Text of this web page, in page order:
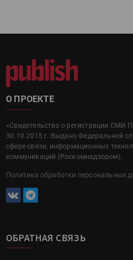
О ПРОЕКТЕ
«Свидетельство о регистрации СМИ
30.10.2015 г. Выдано Федеральной
сфере связи, информационных
коммуникаций (Роскомнадзором).
Политика обработки персональных
ОБРАТНАЯ СВЯЗЬ